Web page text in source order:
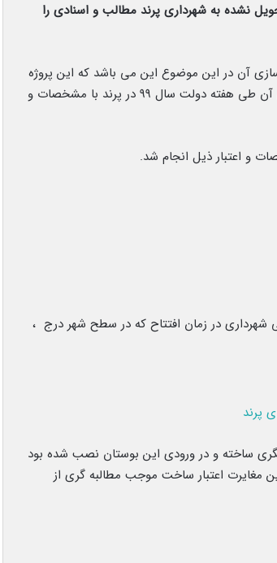
نشده به شهرداری پرند مطالب و اسنادی را
آن در این موضوع این می باشد که این پروژه
همزمان با ۲۱ پروژه عمرانی مدیریت شهری پرند که ۹ پروژه عمرانی آن طی هفته دولت سال ۹۹ در پرند با مشخصات و
و اعتبار ذیل انجام شد.
شهرداری در زمان افتتاح که در سطح شهر درج ،
ساخته و در ورودی این بوستان نصب شده بود
مغایرت اعتبار ساخت موجب مطالبه گری از